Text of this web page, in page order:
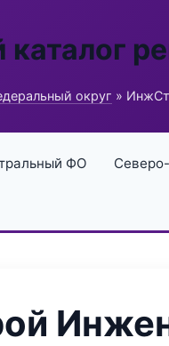
каталог
округ »
ФО